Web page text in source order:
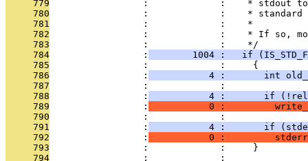
     779
:             :    * stdout
     780
:             :    * standard
     781
                 :             :    *
     782
:             :    * If so,
     783
                 :             :    */
     784
                 :
1004 :   if
     785
                 :             :     {
     786
                 :
4 :       int
     787
                 :             :
     788
                 :
4 :       if
     789
                 :
0 :
     790
                 :             :
     791
                 :
4 :       if
     792
                 :
0 :
     793
                 :             :     }
     794
                 :             :